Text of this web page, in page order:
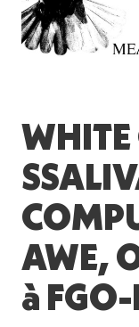
WHITE
AWE,
à